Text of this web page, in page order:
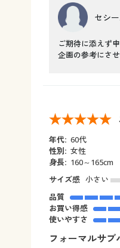
セシ
ご期待に添えず
企画の参考にさ
年代: 60代
性別: 女性
身長: 160～165cm
サイズ感 小さい
品質
お買い得感
使いやすさ
フォーマルサブ